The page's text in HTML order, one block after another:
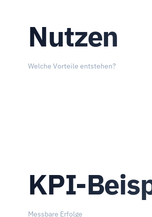
Nutzen
Welche Vorteile entstehen?
KPI-
Messbare Erfolge